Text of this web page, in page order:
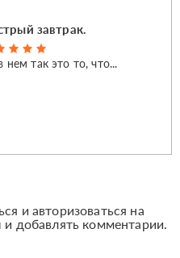
завтрак.
так это то, что...
и авторизоваться на
добавлять комментарии.